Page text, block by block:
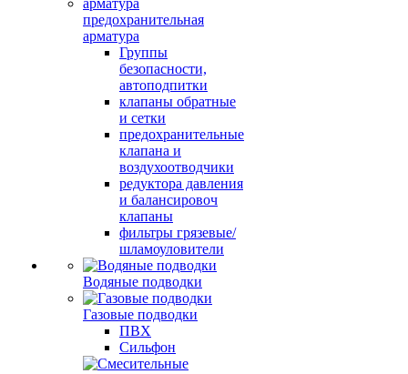
предохранительная
арматура
Группы
безопасности,
автоподпитки
клапаны обратные
и сетки
предохранительные
клапана и
воздухоотводчики
редуктора давления
и балансировоч
клапаны
фильтры грязевые/
шламоуловители
Водяные подводки
Газовые подводки
ПВХ
Сильфон